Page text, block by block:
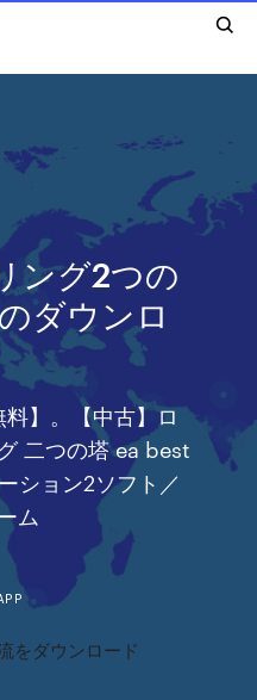
ング2つの
ダウンロ
料】。【中古】ロ
二つの塔 ea best
ション2ソフト／
ム
をダウンロード